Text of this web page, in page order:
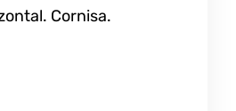
Cornisa.